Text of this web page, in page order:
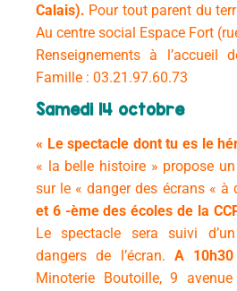
Calais). Pour tout parent du
Au centre social Espace Fort
Renseignements à
Famille : 03.21.97.60.73
Samedi 14 octobre
« Le spectacle dont tu es le
« la belle histoire » propose
sur le « danger des écrans « à
et 6 -ème des écoles de la
Le spectacle sera suivi
dangers de l’écran. A
Minoterie Boutoille, 9